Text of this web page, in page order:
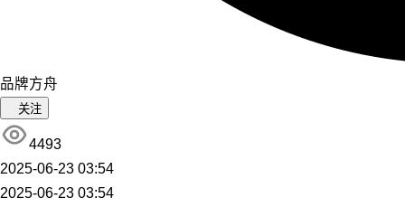
品牌方舟
关注
4493
2025-06-23 03:54
2025-06-23 03:54